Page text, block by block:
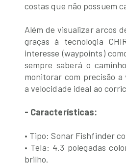
costas que não possuem
Além de visualizar arcos
graças à tecnologia
interesse (waypoints)
sempre saberá o
monitorar com precisão a
a velocidade ideal ao
- Características:
• Tipo: Sonar Fishfinder
• Tela: 4.3 polegadas
brilho.